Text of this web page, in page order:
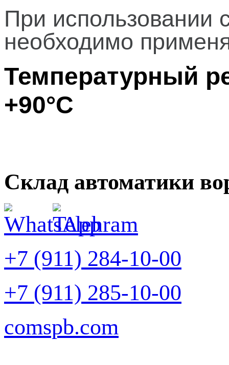
При использовании
необходимо
Температурный
+90°С
Склад автоматики
+7 (911) 284-10-00
+7 (911) 285-10-00
comspb.com